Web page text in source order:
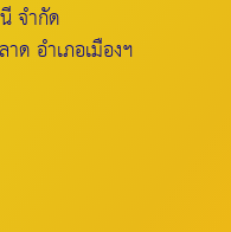
จำกัด
ด อำเภอเมืองฯ